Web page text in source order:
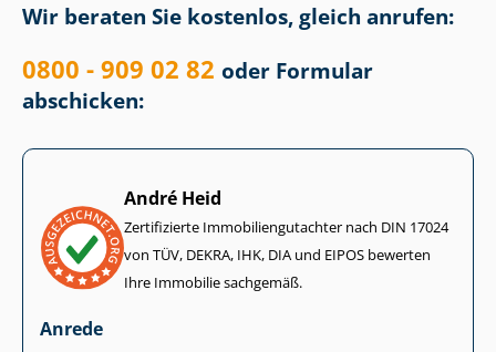
Wir beraten Sie kostenlos, gleich anrufen:
0800 - 909 02 82 oder Formular
abschicken:
André Heid
Zertifizierte Im­mo­bi­li­en­gut­ach­ter nach DIN 17024
von TÜV, DEKRA, IHK, DIA und EIPOS bewerten
Ihre Immobilie sachgemäß.
Anrede